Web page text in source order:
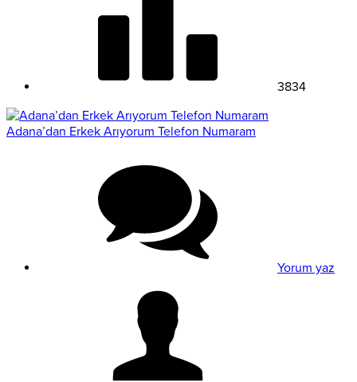
3834
Adana’dan Erkek Arıyorum Telefon Numaram
Yorum yaz